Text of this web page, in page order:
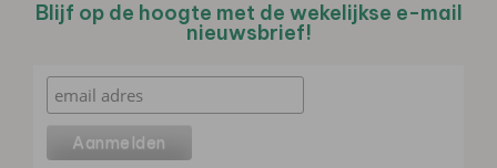
Blijf op de hoogte met de wekelijkse e-mail
nieuwsbrief!